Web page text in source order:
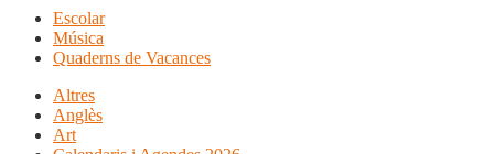
Escolar
Música
Quaderns de Vacances
Altres
Anglès
Art